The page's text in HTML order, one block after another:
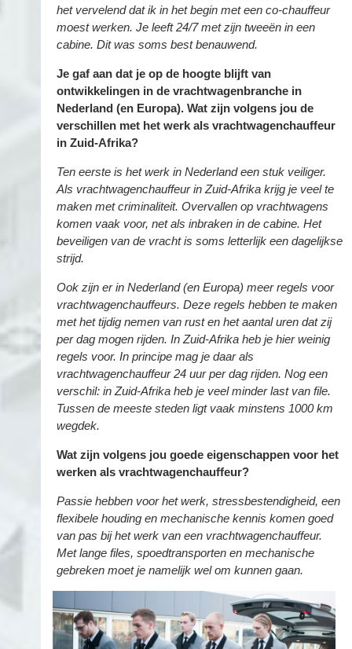
het vervelend dat ik in het begin met een co-chauffeur
moest werken. Je leeft 24/7 met zijn tweeën in een
cabine. Dit was soms best benauwend.
Je gaf aan dat je op de hoogte blijft van
ontwikkelingen in de vrachtwagenbranche in
Nederland (en Europa). Wat zijn volgens jou de
verschillen met het werk als vrachtwagenchauffeur
in Zuid-Afrika?
Ten eerste is het werk in Nederland een stuk veiliger.
Als vrachtwagenchauffeur in Zuid-Afrika krijg je veel te
maken met criminaliteit. Overvallen op vrachtwagens
komen vaak voor, net als inbraken in de cabine. Het
beveiligen van de vracht is soms letterlijk een dagelijkse
strijd.
Ook zijn er in Nederland (en Europa) meer regels voor
vrachtwagenchauffeurs. Deze regels hebben te maken
met het tijdig nemen van rust en het aantal uren dat zij
per dag mogen rijden. In Zuid-Afrika heb je hier weinig
regels voor. In principe mag je daar als
vrachtwagenchauffeur 24 uur per dag rijden. Nog een
verschil: in Zuid-Afrika heb je veel minder last van file.
Tussen de meeste steden ligt vaak minstens 1000 km
wegdek.
Wat zijn volgens jou goede eigenschappen voor het
werken als vrachtwagenchauffeur?
Passie hebben voor het werk, stressbestendigheid, een
flexibele houding en mechanische kennis komen goed
van pas bij het werk van een vrachtwagenchauffeur.
Met lange files, spoedtransporten en mechanische
gebreken moet je namelijk wel om kunnen gaan.